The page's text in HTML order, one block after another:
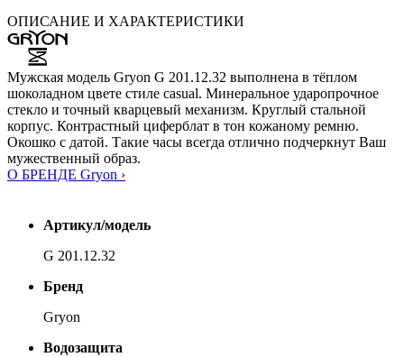
ОПИСАНИЕ И ХАРАКТЕРИСТИКИ
Мужская модель Gryon G 201.12.32 выполнена в тёплом
шоколадном цвете стиле casual. Минеральное ударопрочное
стекло и точный кварцевый механизм. Круглый стальной
корпус. Контрастный циферблат в тон кожаному ремню.
Окошко с датой. Такие часы всегда отлично подчеркнут Ваш
мужественный образ.
О БРЕНДЕ Gryon ›
Артикул/модель
G 201.12.32
Бренд
Gryon
Водозащита